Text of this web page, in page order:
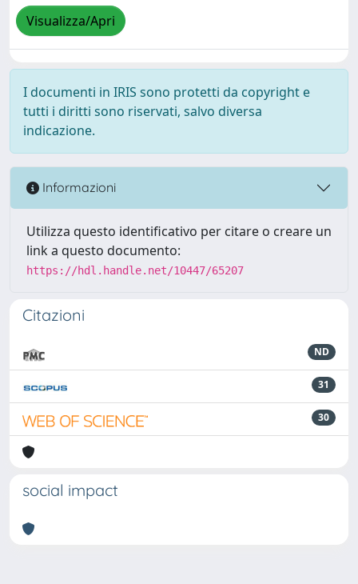
Visualizza/Apri
I documenti in IRIS sono protetti da copyright e
tutti i diritti sono riservati, salvo diversa
indicazione.
Informazioni
Utilizza questo identificativo per citare o creare un
link a questo documento:
https://hdl.handle.net/10447/65207
Citazioni
ND
31
30
social impact